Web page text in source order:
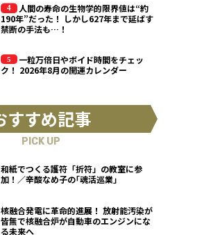
人間の寿命の生物学的限界値は“約
190年”だった！ しかし627年まで延ばす
禁断の手法も…！
一粒万倍日やボイド時間をチェッ
ク！ 2026年8月の開運カレンダー
すすめ記事
PICK UP
和紙でつくる護符「折符」の教室に参
加！／辛酸なめ子の｢魂活巡業｣
核融合発電に革命的進展！ 放射能汚染が
皆無で核融合炉が自動車のエンジンにな
る未来へ